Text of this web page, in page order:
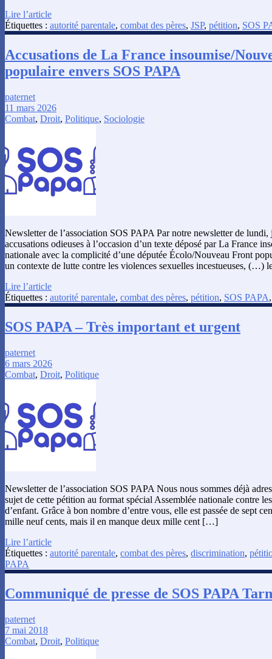
Lire l’article
Étiquettes : autorité parentale, combat des pères, JSP, pétition, SOS
Accusations de La France insoumise/
populaire envers SOS PAPA
paternet
11 mars 2026
Combat, Droit, Politique, Sociologie
Newsletter de l’association SOS PAPA Par notre newsletter de
accusations odieuses à l’occasion d’un texte déposé par La France
nationale avec la complicité d’une députée Écolo/Nouveau Front
un contexte de lutte contre les violences sexuelles incestueuses, (…)
Lire l’article
Étiquettes : autorité parentale, combat des pères, pétition, SOS PAPA
SOS PAPA – Très important et urgent
paternet
6 mars 2026
Combat, Droit, Politique
Newsletter de l’association SOS PAPA Nous nous sommes déjà
sujet de cette pétition au format spécial Assemblée nationale contre
d’enfant. Grâce à bon nombre d’entre vous, elle est passée de sept
mille neuf cents, mais il en manque deux mille cent […]
Lire l’article
Étiquettes : autorité parentale, combat des pères, discrimination,
PAPA
Communiqué de presse de SOS PAPA Tarn
paternet
7 mai 2018
Combat, Droit, Politique